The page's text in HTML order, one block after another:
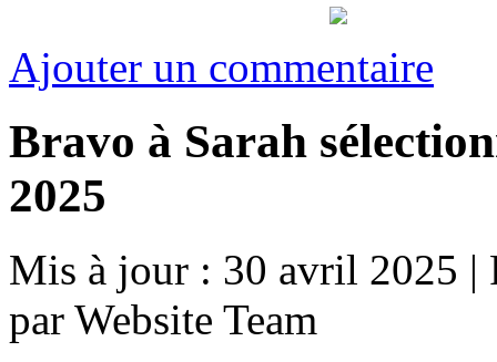
Ajouter un commentaire
Bravo à Sarah
2025
Mis à jour : 30 avril 2025 |
par Website Team